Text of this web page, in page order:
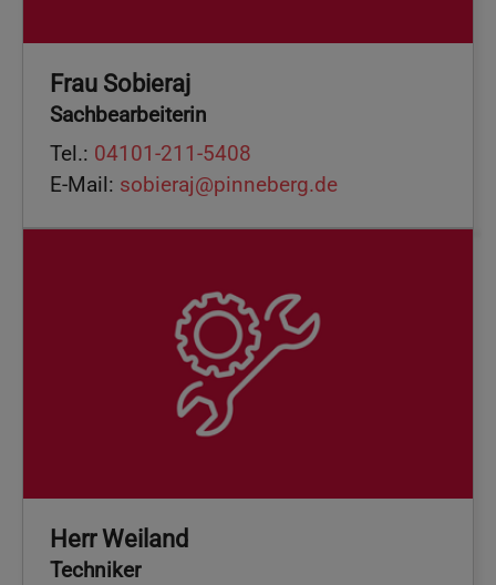
Frau Sobieraj
Sachbearbeiterin
Tel.: 04101-211-5408
E-Mail: sobieraj@pinneberg.de
Herr Weiland
Techniker